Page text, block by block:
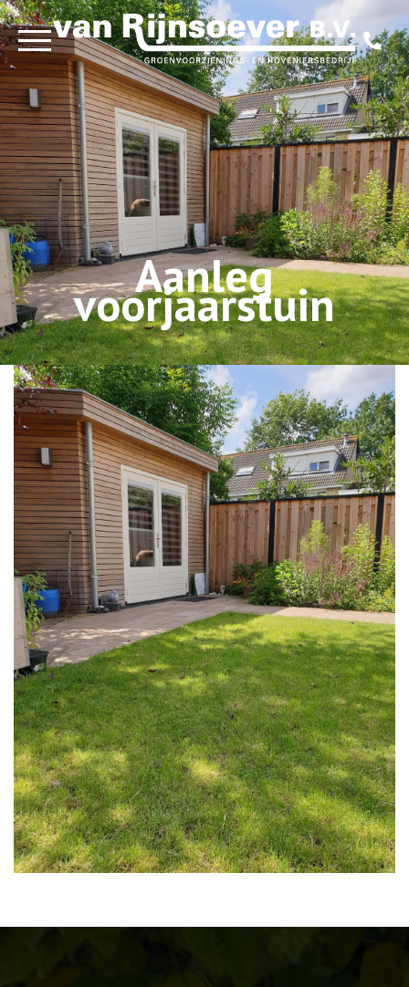
Over ons
Diensten
Projecten
Contact Aanleg
voorjaarstuin